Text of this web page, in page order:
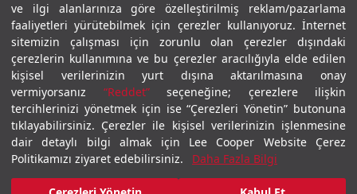
ve ilgi alanlarınıza göre özelleştirilmiş reklam/pazarlama
faaliyetleri yürütebilmek için çerezler kullanıyoruz. İnternet
sitemizin çalışması için zorunlu olan çerezler dışındaki
çerezlerin kullanımına ve bu çerezler aracılığıyla elde edilen
kişisel verilerinizin yurt dışına aktarılmasına onay
vermiyorsanız “Reddet”seçeneğine; çerezlere ilişkin
tercihlerinizi yönetmek için ise “Çerezleri Yönetin” butonuna
tıklayabilirsiniz. Çerezler ile kişisel verilerinizin işlenmesine
dair detaylı bilgi almak için Lee Cooper Website Çerez
Politikamızı ziyaret edebilirsiniz.
Daha Fazla Bilgi
Gizlilik PolitikasıÇerez Politikası KVKK Aydınlatma MetniŞartlar ve Koşullar
© 2026 Leecooper - Tüm Hakları Saklıdır.